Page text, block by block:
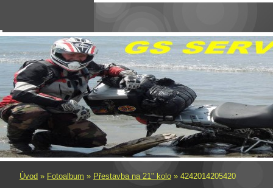
Úvod » Fotoalbum » Přestavba na 21" kolo » 4242014205420